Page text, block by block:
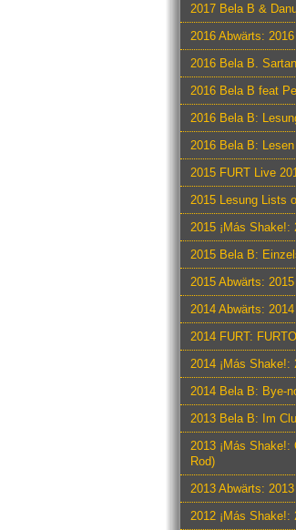
2017 Bela B &
2016 Abwärts: 2016
2016 Bela B.
2016 Bela B feat
2016 Bela B:
2016 Bela B:
2015 FURT Live
2015 Lesung Lists
2015 ¡Más Shake!:
2015 Bela B:
2015 Abwärts: 2015
2014 Abwärts: 2014
2014 FURT:
2014 ¡Más Shake!:
2014 Bela B: Bye-
2013 Bela B: Im
2013 ¡Más Shake!:
Rod)
2013 Abwärts: 2013
2012 ¡Más Shake!: